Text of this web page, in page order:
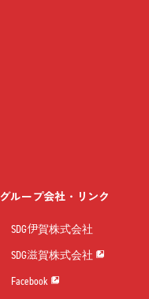
グループ会社・リンク
SDG伊賀株式会社
SDG滋賀株式会社
Facebook